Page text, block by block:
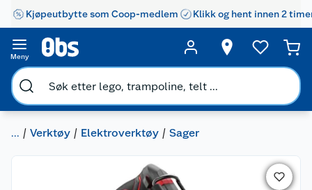
Kjøpeutbytte som Coop-medlem Klikk og hent innen 2
Meny
... Verktøy Elektroverktøy Sager